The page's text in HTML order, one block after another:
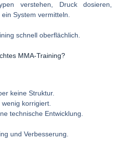
verstehen, Druck dosieren,
System vermitteln.
schnell oberflächlich.
MMA-Training?
keine Struktur.
korrigiert.
technische Entwicklung.
und Verbesserung.